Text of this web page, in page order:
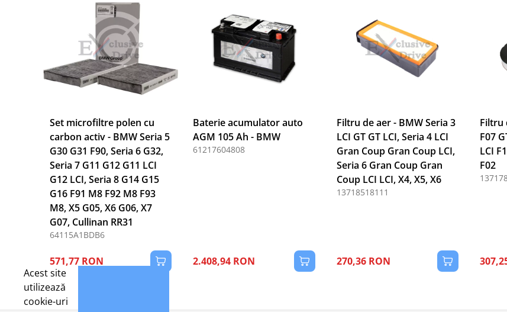
Set microfiltre polen cu
carbon activ - BMW Seria 5
G30 G31 F90, Seria 6 G32,
Seria 7 G11 G12 G11 LCI
G12 LCI, Seria 8 G14 G15
G16 F91 M8 F92 M8 F93
M8, X5 G05, X6 G06, X7
G07, Cullinan RR31
64115A1BDB6
571,77 RON
Baterie acumulator auto
AGM 105 Ah - BMW
61217604808
2.408,94 RON
Filtru de aer - BMW Seria 3
LCI GT GT LCI, Seria 4 LCI
Gran Coup Gran Coup LCI,
Seria 6 Gran Coup Gran
Coup LCI LCI, X4, X5, X6
13718518111
270,36 RON
Filtru
F07
LCI
F02
Acest site
utilizează
cookie-uri